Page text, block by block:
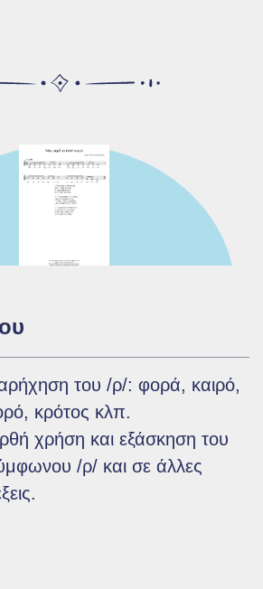
του /ρ/: φορά, καιρό,
κρότος κλπ.
χρήση και εξάσκηση του
/ρ/ και σε άλλες